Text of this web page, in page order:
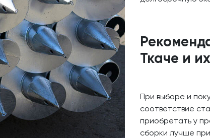
Ткаче и
При выборе и
соответствие
приобретать у
сборки лучше